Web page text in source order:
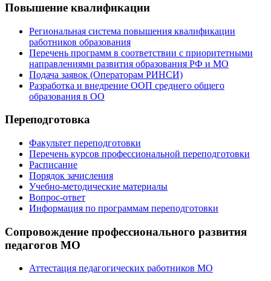
Повышение квалификации
Региональная система повышения квалификации
работников образования
Перечень программ в соответствии с приоритетными
направлениями развития образования РФ и МО
Подача заявок (Операторам РИНСИ)
Разработка и внедрение ООП среднего общего
образования в ОО
Переподготовка
Факультет переподготовки
Перечень курсов профессиональной переподготовки
Расписание
Порядок зачисления
Учебно-методические материалы
Вопрос-ответ
Информация по программам переподготовки
Сопровождение профессионального развития
педагогов МО
Аттестация педагогических работников МО